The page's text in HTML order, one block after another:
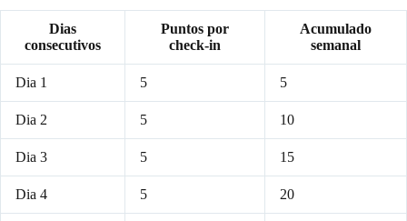
Dias
consecutivos
Puntos por
check-in
Acumulado
semanal
Dia 1 5 5
Dia 2 5 10
Dia 3 5 15
Dia 4 5 20